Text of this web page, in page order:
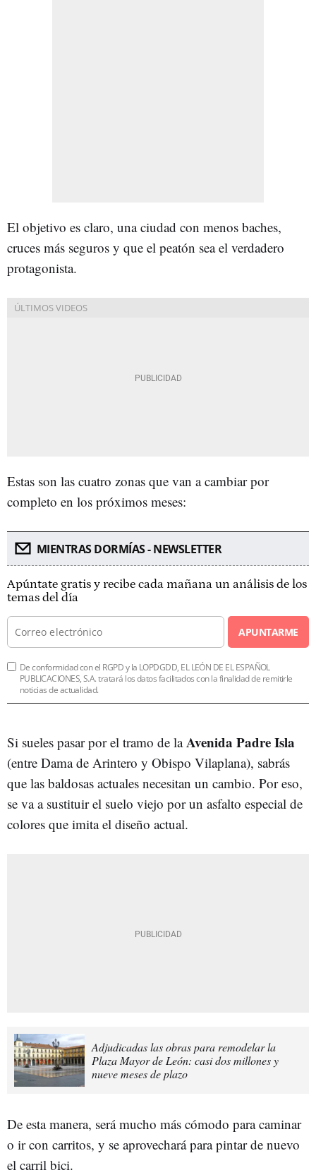
El objetivo es claro, una ciudad con menos baches,
cruces más seguros y que el peatón sea el verdadero
protagonista.
Estas son las cuatro zonas que van a cambiar por
completo en los próximos meses:
MIENTRAS DORMÍAS - NEWSLETTER
Apúntate gratis y recibe cada mañana un análisis de los
temas del día
APUNTARME
De conformidad con el RGPD y la LOPDGDD, EL LEÓN DE EL ESPAÑOL
PUBLICACIONES, S.A. tratará los datos facilitados con la finalidad de remitirle
noticias de actualidad.
Si sueles pasar por el tramo de laAvenida Padre Isla
(entre Dama de Arintero y Obispo Vilaplana), sabrás
que las baldosas actuales necesitan un cambio. Por eso,
se va a sustituir el suelo viejo por un asfalto especial de
colores que imita el diseño actual.
Adjudicadas las obras para remodelar la
Plaza Mayor de León: casi dos millones y
nueve meses de plazo
De esta manera, será mucho más cómodo para caminar
o ir con carritos, y se aprovechará para pintar de nuevo
el carril bici.